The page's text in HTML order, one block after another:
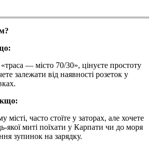
— місто 70/30», цінуєте простоту
залежати від наявності розеток у
часто стоїте у заторах, але хочете
якої миті поїхати у Карпати чи до моря
зупинок на зарядку.